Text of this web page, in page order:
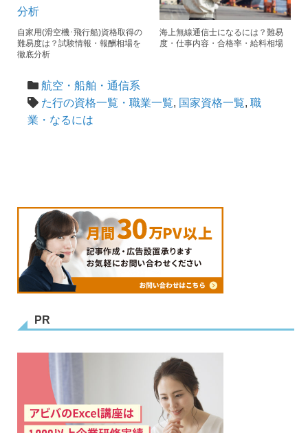
自家用(滑空機･飛行船)資格取得の
難易度は？試験情報・報酬相場を
徹底分析
海上無線通信士になるには？難易
度・仕事内容・合格率・給料相場
航空・船舶・通信系
た行の資格一覧・職業一覧, 国家資格一覧, 職
業・なるには
PR